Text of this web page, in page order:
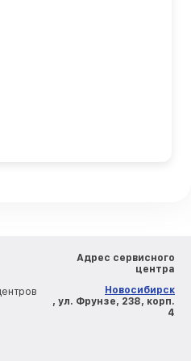
Адрес сервисного
центра
Новосибирск
, ул. Фрунзе, 238, корп.
4